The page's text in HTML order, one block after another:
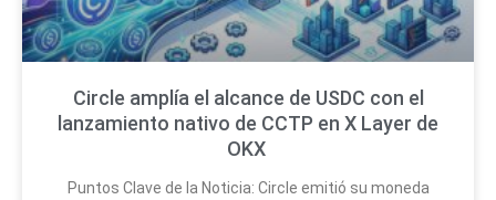
Circle amplía el alcance de USDC con el
lanzamiento nativo de CCTP en X Layer de
OKX
Puntos Clave de la Noticia: Circle emitió su moneda